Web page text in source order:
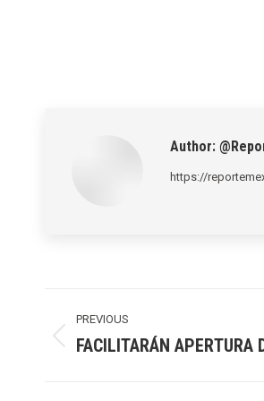
Author:
https://
navigation
PREVIOUS
Previous
FACILITARÁN APERTURA